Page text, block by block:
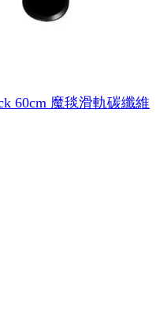
60cm 魔毯滑軌碳纖維